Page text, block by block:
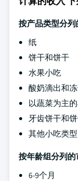
按产品类型分列
纸
饼干和饼干
水果小吃
酸奶滴出和
以蔬菜为主
牙齿饼干和
其他小吃类型
按年龄组分列的
6-9个月